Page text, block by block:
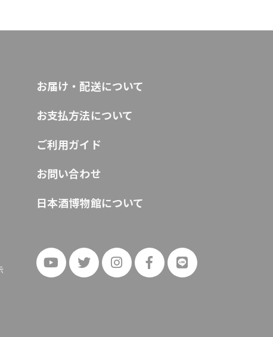
お届け・配送について
お支払方法について
ご利用ガイド
お問い合わせ
日本酒博物館について